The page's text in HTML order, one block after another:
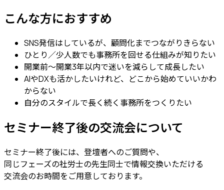
こんな方におすすめ
SNS発信はしているが、顧問化までつながりきらない
ひとり／少人数でも事務所を回せる仕組みが知りたい
開業前〜開業3年以内で迷いを減らして成長したい
AIやDXも活かしたいけれど、どこから始めていいかわ
からない
自分のスタイルで長く続く事務所をつくりたい
セミナー終了後の交流会について
セミナー終了後には、登壇者へのご質問や、
同じフェーズの社労士の先生同士で情報交換いただける
交流会のお時間をご用意しております。